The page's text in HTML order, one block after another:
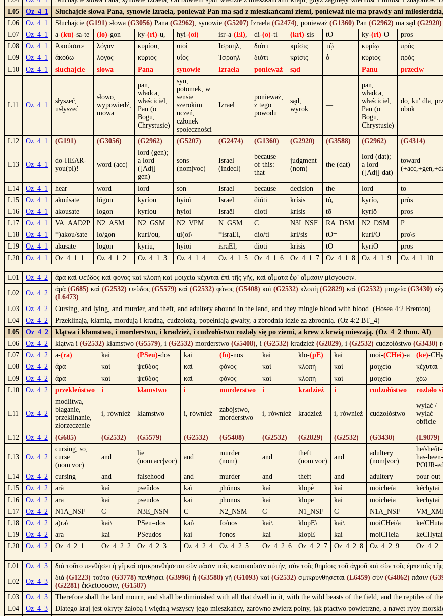
L05
Oz_4_1
Słuchajcie słowa Pana, synowie Izraela, ponieważ Pan ma sąd z mieszkańcami ziemi, ponieważ nie ma prawdy ani
L06
Oz_4_1 Słuchajcie (G191) słowa (G3056) Pana (G2962), synowie (G5207) Izraela (G2474), ponieważ (G1360) Pan (G2962) ma sąd (G2920)
L07
Oz_4_1 a-(ku)-sa-te (lo)-gon ky-(ri)-u, hyi-(oi) isr-a-(El), di-(o)-ti (kri)-sis tO ky-(ri)-O pros
L08
Oz_4_1 Ἀκούσατε λόγον κυρίου, υἱοὶ Ισραηλ, διότι κρίσις τῷ κυρίῳ πρὸς
L09
Oz_4_1 ἀκούω λόγος κύριος υἱός Ἰσραήλ διότι κρίσις ὁ κύριος πρός
L10
Oz_4_1 słuchajcie słowa Pana synowie Izraela ponieważ sąd — Panu przeciw
L11 Oz_4_1
słyszeć,
usłyszeć
słowo,
wypowiedź,
mowa
pan,
władca,
właściciel;
Pan (o
Bogu,
Chrystusie)
syn,
potomek; w
sensie
szerokim:
uczeń,
członek
społeczności
Izrael
ponieważ;
z tego
powodu
sąd,
wyrok
—
pan,
władca,
właściciel;
Pan (o
Bogu,
Chrystusie)
do, ku' dla;
obok
L12 Oz_4_1 (G191) (G3056) (G2962) (G5207) (G2474) (G1360) (G2920) (G3588) (G2962) (G4314)
L13 Oz_4_1
do-HEAR-
you(pl)!
word (acc)
lord (gen);
a lord
([Adj]
gen)
sons
(nom|voc)
Israel
(indecl)
because
of this:
that
judgment
(nom)
the (dat)
lord (dat);
a lord
([Adj] dat)
toward
L14 Oz_4_1 hear word lord son Israel because decision the lord to
L15
Oz_4_1 akoúsate lógon kyríou hyioì Israēl dióti krísis tôᵢ kyríōᵢ pròs
L16
Oz_4_1 akousate logon kyriou hyioi Israēl dioti krisis tō kyriō pros
L17
Oz_4_1 VA_AAD2P N2_ASM N2_GSM N2_VPM N_GSM C N3I_NSF RA_DSM N2_DSM P
L18
Oz_4_1 *)akou/sate lo/gon kuri/ou, ui(oi\ *israEl, dio/ti kri/sis tO=| kuri/O| pro\s
L19
Oz_4_1 akusate logon kyriu, hyioi israEl, dioti krisis tO kyriO pros
L20
Oz_4_1 Oz_4_1_1 Oz_4_1_2 Oz_4_1_3 Oz_4_1_4 Oz_4_1_5 Oz_4_1_6 Oz_4_1_7 Oz_4_1_8 Oz_4_1_9 Oz_4_1_10
L01 Oz_4_2 ἀρὰ καὶ ψεῦδος καὶ φόνος καὶ κλοπὴ καὶ μοιχεία κέχυται ἐπὶ τῆς γῆς, καὶ αἵματα ἐφ’ αἵμασιν μίσγουσιν.
L02 Oz_4_2
ἀρὰ (G685) καὶ (G2532) ψεῦδος (G5579) καὶ (G2532) φόνος (G5408) καὶ (G2532) κλοπὴ (G2829) καὶ (G2532) μοιχεία (G3430)
(L6473)
L03
Oz_4_2
Cursing, and lying, and murder, and theft, and adultery abound in the land, and they mingle blood with blood. (Hosea 4:2 Brenton)
L04
Oz_4_2
Przeklinają, kłamią, mordują i kradną, cudzołożą, popełniają gwałty, a zbrodnia idzie za zbrodnią. (Oz 4:2 BT_4)
L05
Oz_4_2
klątwa i kłamstwo, i morderstwo, i kradzież, i cudzołóstwo rozlały się po ziemi, a krew z krwią mieszają. (Oz_4_2 tłum. AI)
L06
Oz_4_2 klątwa i (G2532) kłamstwo (G5579), i (G2532) morderstwo (G5408), i (G2532) kradzież (G2829), i (G2532) cudzołóstwo (G3430)
L07
Oz_4_2 a-(ra) kai (PSeu)-dos kai (fo)-nos kai klo-(pE) kai moi-(CHei)-a (ke)-
L08
Oz_4_2 ἀρὰ καὶ ψεῦδος καὶ φόνος καὶ κλοπὴ καὶ μοιχεία κέχυται
L09
Oz_4_2 ἀρά καί ψεῦδος καί φόνος καί κλοπή καί μοιχεία χέω
L10
Oz_4_2 przekleństwo i kłamstwo i morderstwo i kradzież i cudzołóstwo rozlało
L11 Oz_4_2
modlitwa,
błaganie,
przeklinanie,
złorzeczenie
i, również kłamstwo i, również
zabójstwo,
morderstwo
i, również kradzież i, również cudzołóstwo
wylać /
wylać
obficie
L12 Oz_4_2 (G685) (G2532) (G5579) (G2532) (G5408) (G2532) (G2829) (G2532) (G3430) (L9879)
L13 Oz_4_2
cursing; so;
curse
(nom|voc)
and
lie
(nom|acc|voc)
and
murder
(nom)
and
theft
(nom|voc)
and
adultery
(nom|voc)
he/she/it-
has-been-
POUR-
L14 Oz_4_2 cursing and falsehood and murder and theft and adultery pour out
L15
Oz_4_2 arà kaì pseûdos kaì phónos kaì klopḕ kaì moicheía kéchytai
L16
Oz_4_2 ara kai pseudos kai phonos kai klopē kai moicheia kechytai
L17
Oz_4_2 N1A_NSF C N3E_NSN C N2_NSM C N1_NSF C N1A_NSF
L18
Oz_4_2 a)ra\ kai\ PSeu=dos kai\ fo/nos kai\ klopE\ kai\ moiCHei/a ke/
L19
Oz_4_2 ara kai PSeudos kai fonos kai klopE kai moiCHeia keCHytai
L20
Oz_4_2 Oz_4_2_1 Oz_4_2_2 Oz_4_2_3 Oz_4_2_4 Oz_4_2_5 Oz_4_2_6 Oz_4_2_7 Oz_4_2_8 Oz_4_2_9
L01 Oz_4_3 διὰ τοῦτο πενθήσει ἡ γῆ καὶ σμικρυνθήσεται σὺν πᾶσιν τοῖς κατοικοῦσιν αὐτήν, σὺν τοῖς θηρίοις τοῦ ἀγροῦ καὶ σὺν τοῖς ἑρπετοῖς
L02 Oz_4_3
διὰ (G1223) τοῦτο (G3778) πενθήσει (G3996) ἡ (G3588) γῆ (G1093) καὶ (G2532) σμικρυνθήσεται (L6459) σὺν (G4862) πᾶσιν
(G2281) ἐκλείψουσιν, (G1587)
L03
Oz_4_3
Therefore shall the land mourn, and shall be diminished with all that dwell in it, with the wild beasts of the field, and the reptiles of
L04
Oz_4_3
Dlatego kraj jest okryty żałobą i więdną wszyscy jego mieszkańcy, zarówno zwierz polny, jak ptactwo powietrzne, a nawet ryby